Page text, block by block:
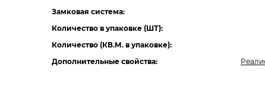
Замковая система:
Количество в упаковке (ШТ):
Количество (КВ.М. в упаковке):
Дополнительные свойства: